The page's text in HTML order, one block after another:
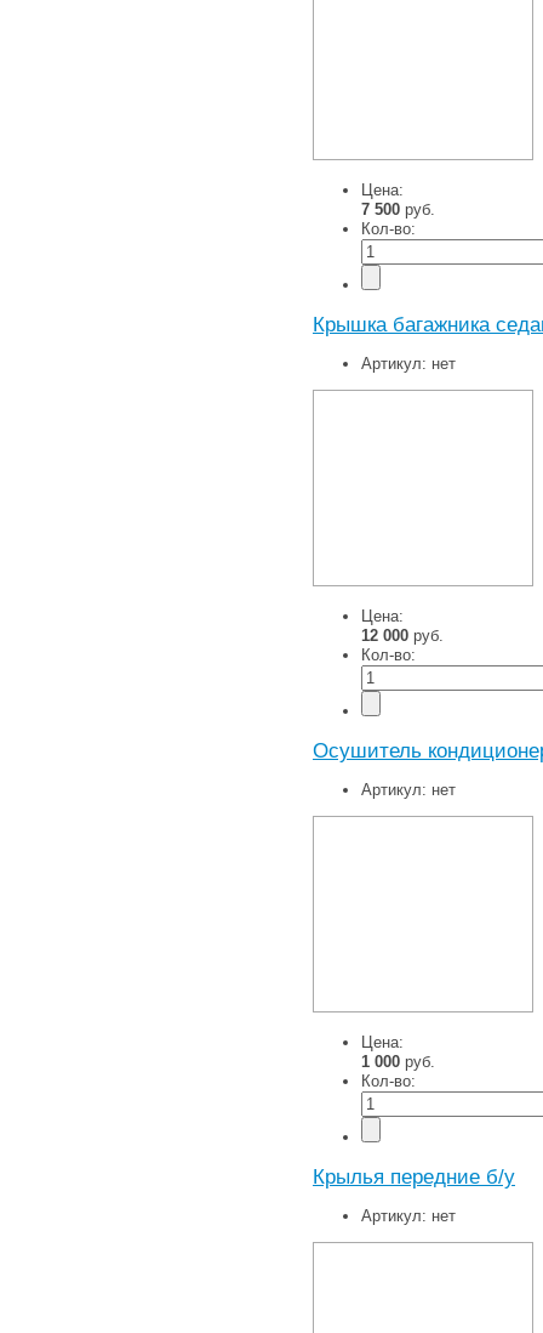
Цена:
7 500 руб.
Кол-во:
Крышка багажника
Артикул: нет
Цена:
12 000 руб.
Кол-во:
Осушитель
Артикул: нет
Цена:
1 000 руб.
Кол-во:
Крылья передние б/у
Артикул: нет